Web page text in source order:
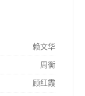
赖文华
周衡
顾红霞